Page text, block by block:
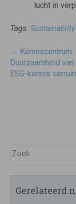
lucht in
Tags:
Post
navigatie
← Kenniscentrum
Duurzaamheid
ESG-kennis
Zoek
Gerelateerd